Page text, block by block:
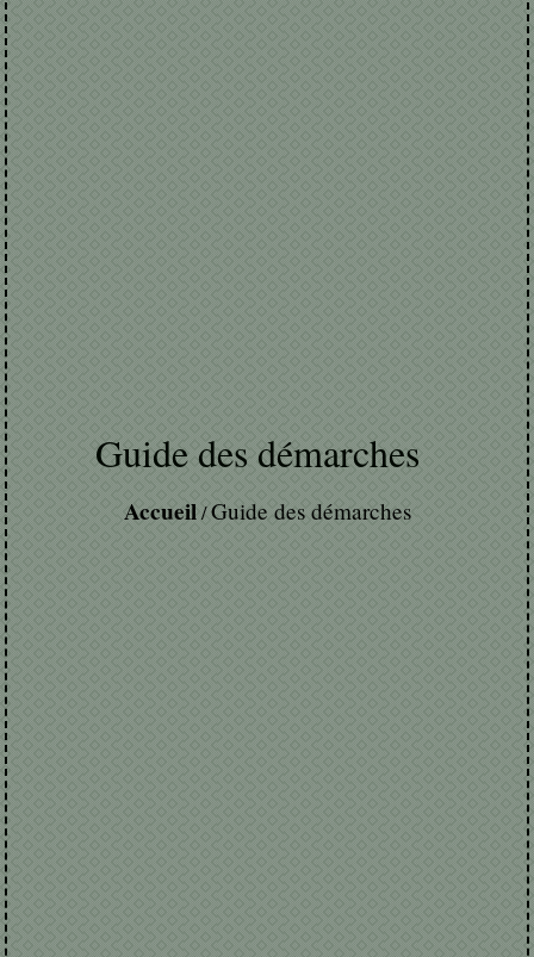
Guide des démarches
Accueil/Guide des démarches